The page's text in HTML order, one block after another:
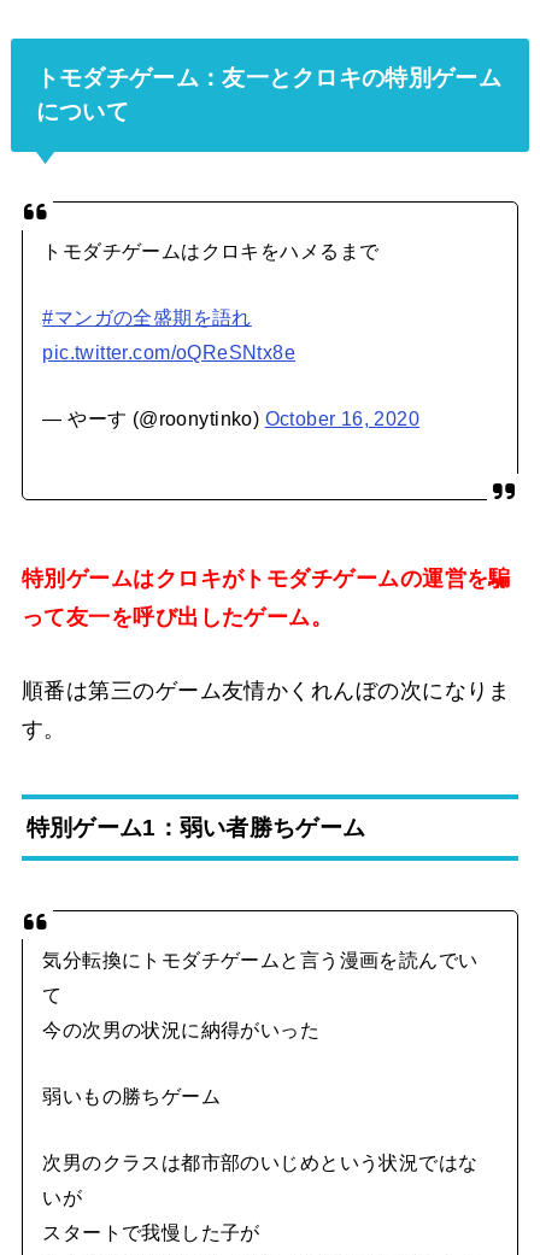
トモダチゲーム：友一とクロキの特別ゲーム
について
トモダチゲームはクロキをハメるまで
#マンガの全盛期を語れ
pic.twitter.com/oQReSNtx8e
— やーす (@roonytinko) October 16, 2020
特別ゲームはクロキがトモダチゲームの運営を騙
って友一を呼び出したゲーム。
順番は第三のゲーム友情かくれんぼの次になりま
す。
特別ゲーム1：弱い者勝ちゲーム
気分転換にトモダチゲームと言う漫画を読んでい
て
今の次男の状況に納得がいった
弱いもの勝ちゲーム
次男のクラスは都市部のいじめという状況ではな
いが
スタートで我慢した子が